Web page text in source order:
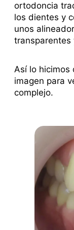
ortodoncia
los dientes y
unos
transparentes
Así lo hicimos
imagen para
complejo.